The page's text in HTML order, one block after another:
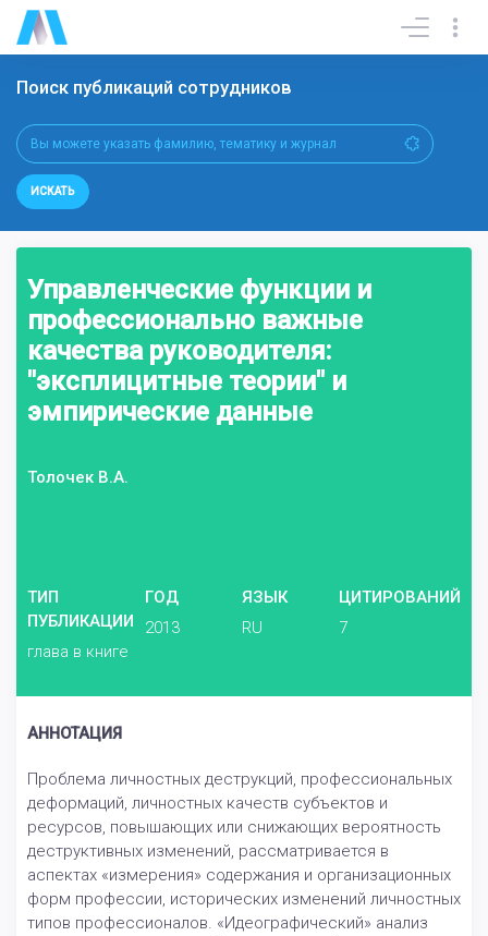
Поиск публикаций сотрудников
ИСКАТЬ
Управленческие функции и
профессионально важные
качества руководителя:
"эксплицитные теории" и
эмпирические данные
Толочек В.А.
ТИП
ПУБЛИКАЦИИ
глава в книге
ГОД
2013
ЯЗЫК
RU
ЦИТИРОВАНИЙ
7
АННОТАЦИЯ
Проблема личностных деструкций, профессиональных
деформаций, личностных качеств субъектов и
ресурсов, повышающих или снижающих вероятность
деструктивных изменений, рассматривается в
аспектах «измерения» содержания и организационных
форм профессии, исторических изменений личностных
типов профессионалов. «Идеографический» анализ